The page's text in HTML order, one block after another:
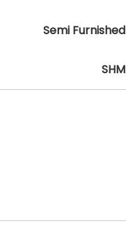
Semi Furnished
SHM